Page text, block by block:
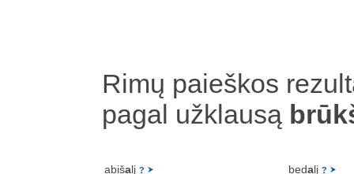
Rimų paieškos
pagal užklausą
abišalį ? bedalį ?